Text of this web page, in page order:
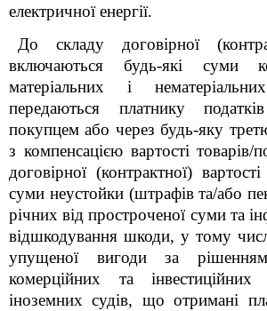
електричної енергії.
До складу договірної
включаються будь-які суми
матеріальних і
передаються платнику
покупцем або через будь-яку
з компенсацією вартості товарів/
договірної (контрактної)
суми неустойки (штрафів та/або
річних від простроченої суми та
відшкодування шкоди, у тому
упущеної вигоди за
комерційних та інвестиційних
іноземних судів, що отримані